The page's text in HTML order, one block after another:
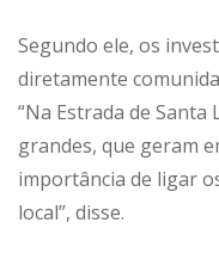
Segundo ele, os
diretamente
“Na Estrada de
grandes, que geram
importância de ligar
local”, disse.